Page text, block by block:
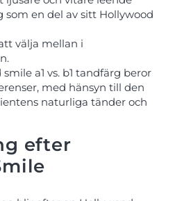
en del av sitt Hollywood
välja mellan i
a1 vs. b1 tandfärg beror
med hänsyn till den
naturliga tänder och
efter